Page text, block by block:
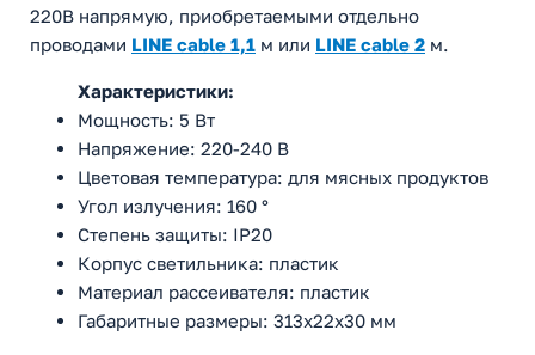
220В напрямую, приобретаемыми отдельно
проводами LINE cable 1,1 м или LINE cable 2 м.
Характеристики:
Мощность: 5 Вт
Напряжение: 220-240 В
Цветовая температура: для мясных продуктов
Угол излучения: 160 °
Степень защиты: IP20
Корпус светильника: пластик
Материал рассеивателя: пластик
Габаритные размеры: 313х22х30 мм